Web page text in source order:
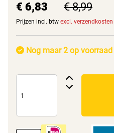
€ 6,83 € 8,99
Prijzen incl. btw excl. verzendkosten
Nog maar 2 op voorraad